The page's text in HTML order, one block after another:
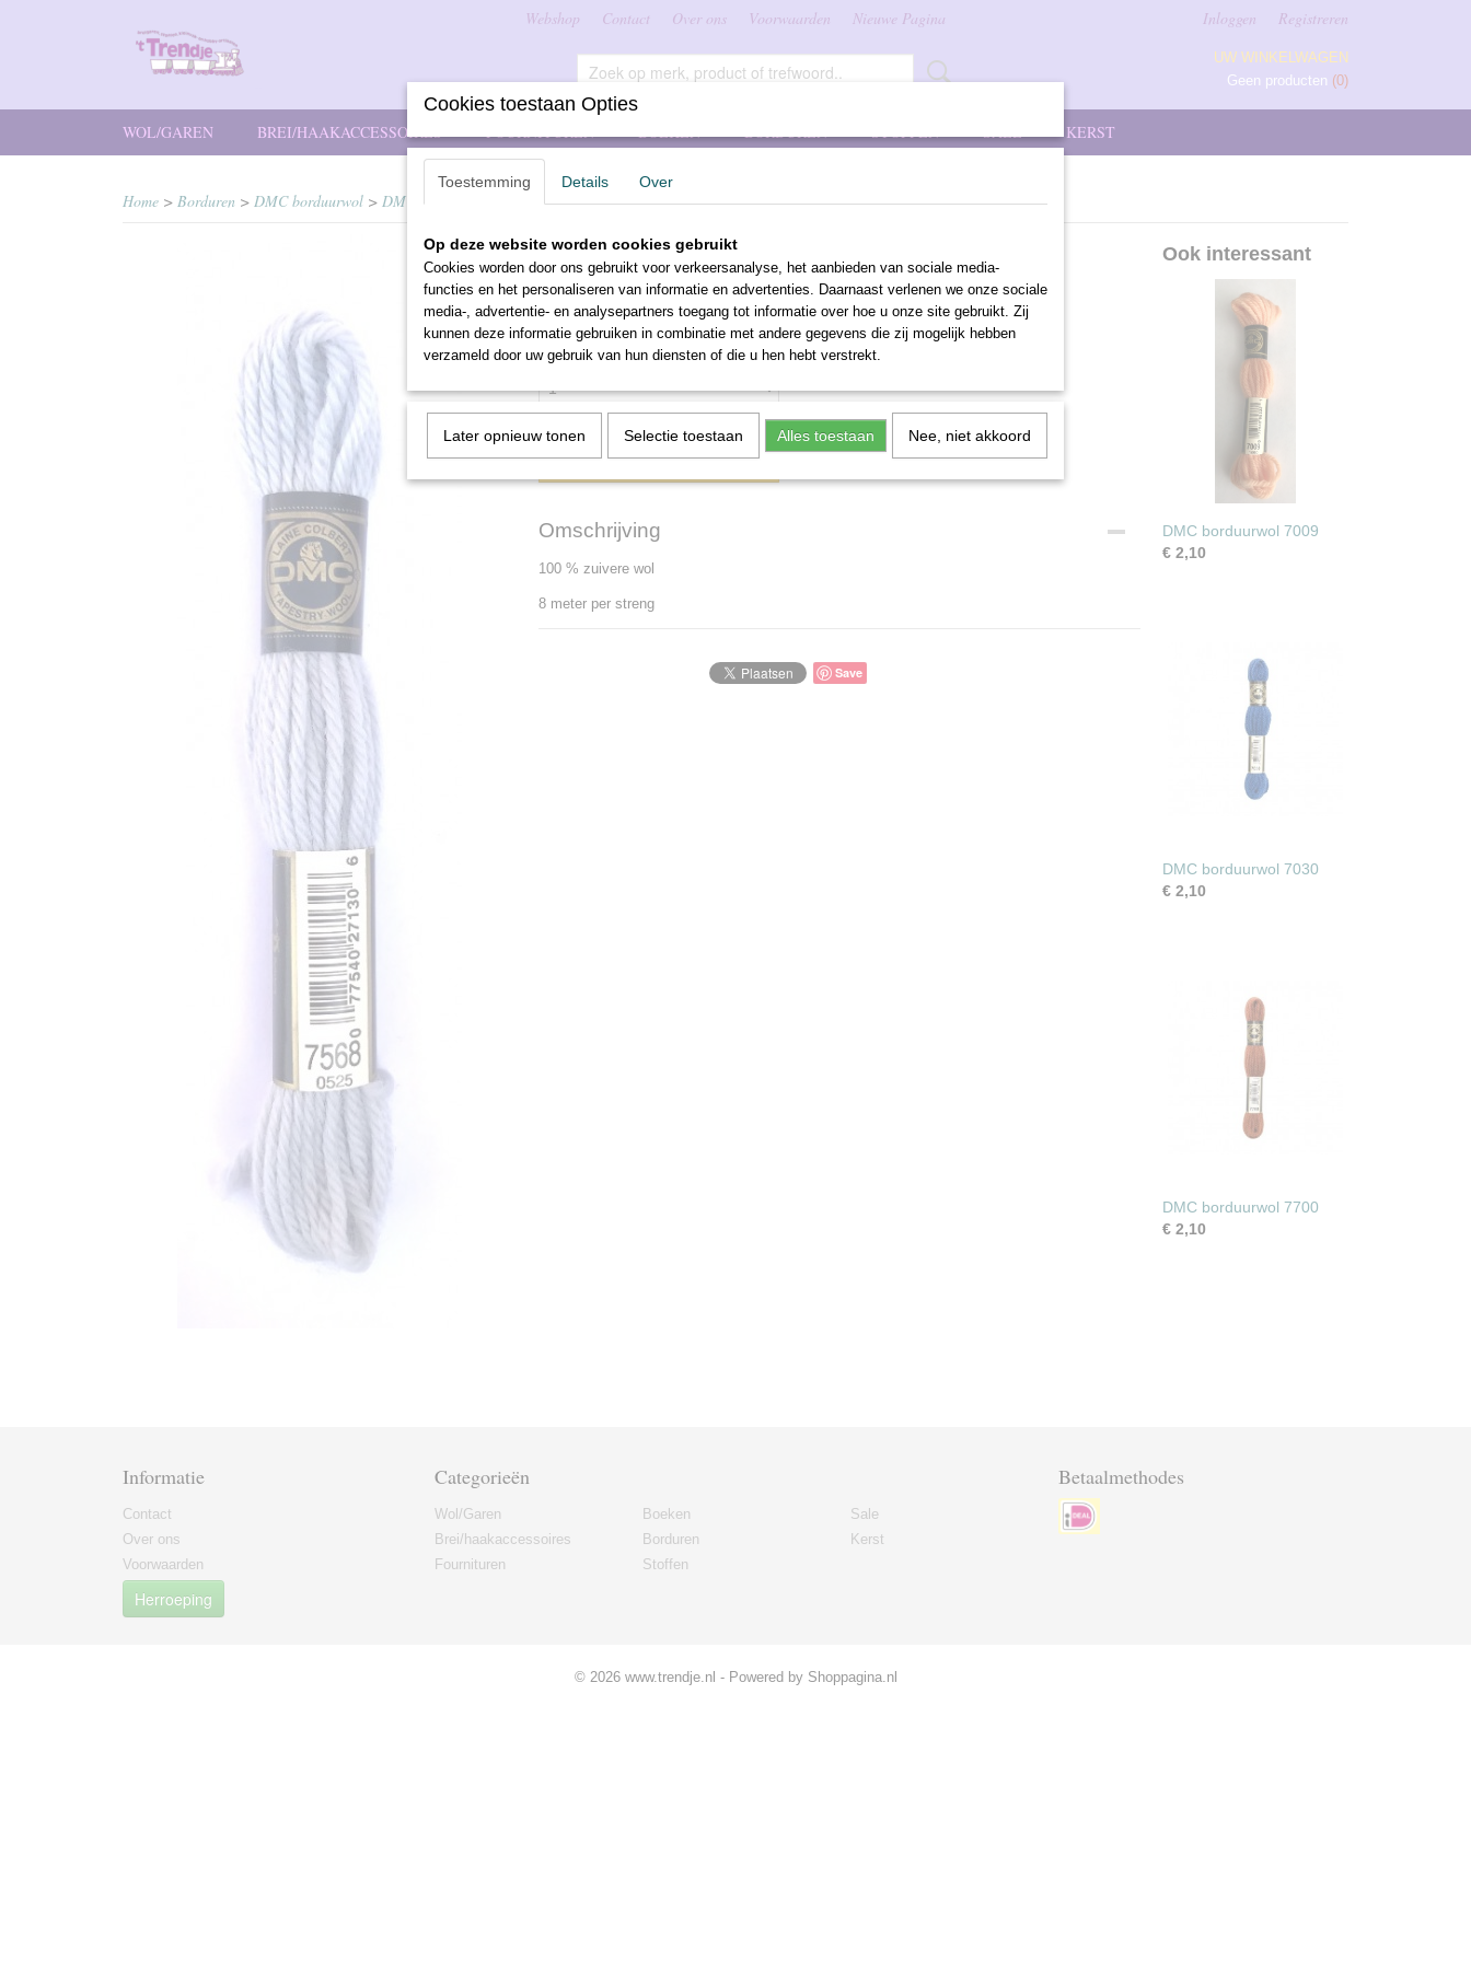
Webshop Contact Over ons Voorwaarden Nieuwe Pagina Inloggen Registreren
UW WINKELWAGEN
Geen producten (0)
WOL/GAREN BREI/HAAKACCESSOIRES FOURNITUREN BOEKEN BORDUREN STOFFEN SALE KERST
Home > Borduren > DMC borduurwol > DMC borduurwol 7568
DMC borduurwol 7568
€ 2,10 (inclusief btw 21%)
Aantal
IN WINKELWAGEN
Omschrijving
100 % zuivere wol
8 meter per streng
Save
Ook interessant
DMC borduurwol 7009
€ 2,10
DMC borduurwol 7030
€ 2,10
DMC borduurwol 7700
€ 2,10
Informatie
Contact
Over ons
Voorwaarden
Herroeping
Categorieën
Wol/Garen
Brei/haakaccessoires
Fournituren
Boeken
Borduren
Stoffen
Sale
Kerst
Betaalmethodes
© 2026 www.trendje.nl - Powered by Shoppagina.nl
Cookies toestaan Opties
Toestemming Details Over
Op deze website worden cookies gebruikt
Cookies worden door ons gebruikt voor verkeersanalyse, het aanbieden van sociale media-
functies en het personaliseren van informatie en advertenties. Daarnaast verlenen we onze sociale
media-, advertentie- en analysepartners toegang tot informatie over hoe u onze site gebruikt. Zij
kunnen deze informatie gebruiken in combinatie met andere gegevens die zij mogelijk hebben
verzameld door uw gebruik van hun diensten of die u hen hebt verstrekt.
Later opnieuw tonen Selectie toestaan Alles toestaan Nee, niet akkoord